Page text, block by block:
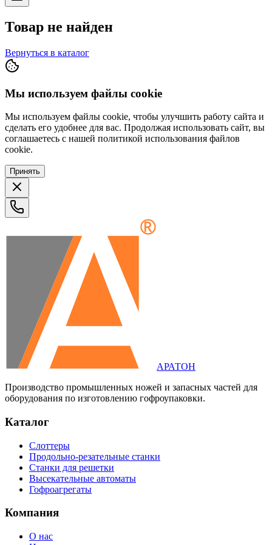
Товар не найден
Вернуться в каталог
Мы используем файлы cookie
Мы используем файлы cookie, чтобы улучшить работу сайта и
сделать его удобнее для вас. Продолжая использовать сайт, вы
соглашаетесь с нашей политикой использования файлов
cookie.
Принять
АРАТОН
Производство промышленных ножей и запасных частей для
оборудования по изготовлению гофроупаковки.
Каталог
Слоттеры
Продольно-резательные станки
Станки для решетки
Высекательные автоматы
Гофроагрегаты
Компания
О нас